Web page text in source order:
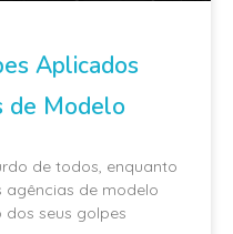
Aplicados
de Modelo
de todos, enquanto
agências de modelo
seus golpes